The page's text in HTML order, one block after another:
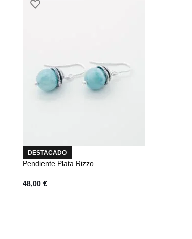
DESTACADO
Pendiente Plata Rizzo
48,00 €